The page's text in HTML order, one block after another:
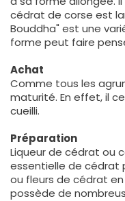
cédrat de corse est
Bouddha" est une
forme peut faire
Achat
Comme tous les
maturité. En effet, il
cueilli.
Préparation
Liqueur de cédrat ou
essentielle de cédrat
ou fleurs de cédrat
possède de